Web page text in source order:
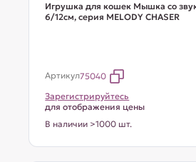
Игрушка для кошек Мышка со
6/12см, серия MELODY CHASER
Артикул75040
Зарегистрируйтесь
для отображения цены
В наличии >1000 шт.